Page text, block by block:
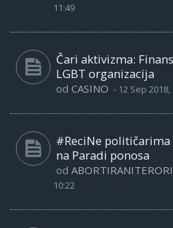
11:49
Čari aktivizma:
LGBT organizacija
od CASINO - 12 Sep 2018,
#ReciNe
na Paradi ponosa
od
10:22